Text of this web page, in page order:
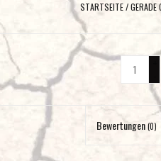
STARTSEITE/GERADE
Bewertungen(0)